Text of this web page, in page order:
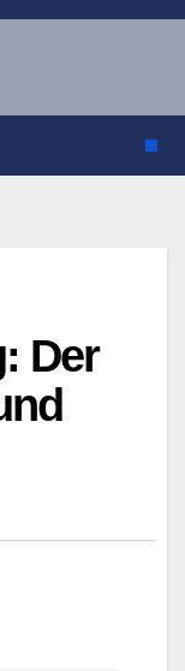
Der